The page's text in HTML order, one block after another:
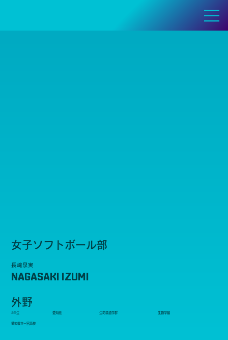
女子ソフトボール部
長﨑泉実
NAGASAKI IZUMI
外野
2年生 愛知県 生命環境学群 生物学類
愛知県立一宮高校